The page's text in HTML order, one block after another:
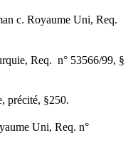
c. Royaume Uni, Req.
Req. n° 53566/99, §
précité, §250.
Uni, Req. n°